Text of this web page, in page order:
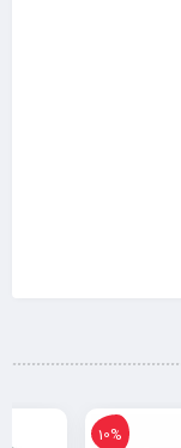
10%